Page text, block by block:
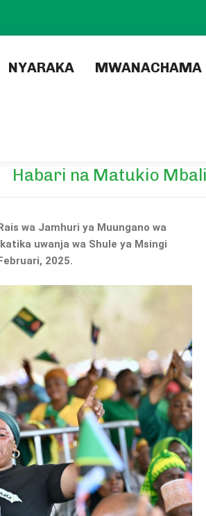
NYARAKA MWANACHAMA
Habari na Matukio
wa Jamhuri ya Muungano wa
uwanja wa Shule ya Msingi
2025.